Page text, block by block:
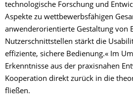
technologische Forschung und
Aspekte zu wettbewerbsfähigen
anwenderorientierte Gestaltung von
Nutzerschnittstellen stärkt die
effiziente, sichere Bedienung.« Im
Erkenntnisse aus der praxisnahen
Kooperation direkt zurück in die
fließen.